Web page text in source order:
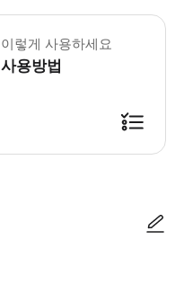
이렇게 사용하세요
사용방법